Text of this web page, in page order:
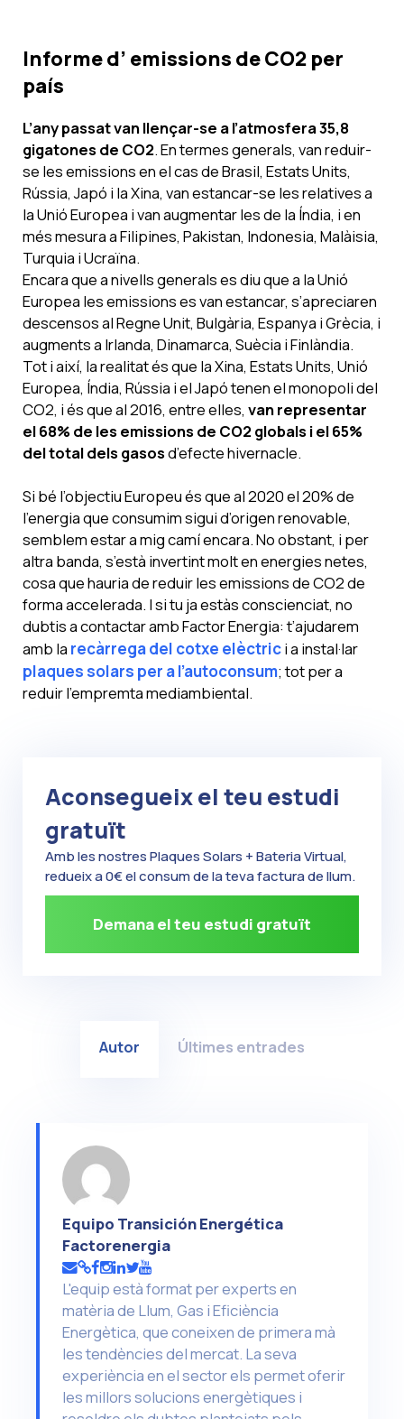
Informe d’ emissions de CO2 per
país
L’any passat van llençar-se a l’atmosfera 35,8
gigatones de CO2. En termes generals, van reduir-
se les emissions en el cas de Brasil, Estats Units,
Rússia, Japó i la Xina, van estancar-se les relatives a
la Unió Europea i van augmentar les de la Índia, i en
més mesura a Filipines, Pakistan, Indonesia, Malàisia,
Turquia i Ucraïna.
Encara que a nivells generals es diu que a la Unió
Europea les emissions es van estancar, s’apreciaren
descensos al Regne Unit, Bulgària, Espanya i Grècia, i
augments a Irlanda, Dinamarca, Suècia i Finlàndia.
Tot i així, la realitat és que la Xina, Estats Units, Unió
Europea, Índia, Rússia i el Japó tenen el monopoli del
CO2, i és que al 2016, entre elles, van representar
el 68% de les emissions de CO2 globals i el 65%
del total dels gasosd’efecte hivernacle.
Si bé l’objectiu Europeu és que al 2020 el 20% de
l’energia que consumim sigui d’origen renovable,
semblem estar a mig camí encara. No obstant, i per
altra banda, s’està invertint molt en energies netes,
cosa que hauria de reduir les emissions de CO2 de
forma accelerada. I si tu ja estàs conscienciat, no
dubtis a contactar amb Factor Energia: t’ajudarem
amb la recàrrega del cotxe elèctrici a instal·lar
plaques solars per a l’autoconsum; tot per a
reduir l’empremta mediambiental.
Aconsegueix el teu estudi
gratuït
Amb les nostres Plaques Solars + Bateria Virtual,
redueix a 0€ el consum de la teva factura de llum.
Demana el teu estudi gratuït
Autor Últimes entrades
Equipo Transición Energética
Factorenergia
L'equip està format per experts en
matèria de Llum, Gas i Eficiència
Energètica, que coneixen de primera mà
les tendències del mercat. La seva
experiència en el sector els permet oferir
les millors solucions energètiques i